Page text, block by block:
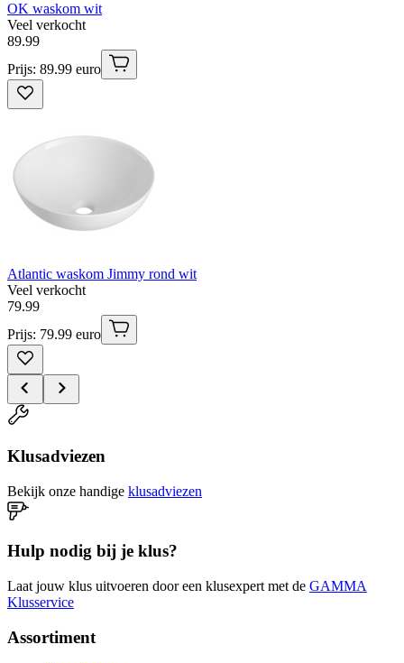
OK waskom wit
Veel verkocht
89.99
Prijs: 89.99 euro
Atlantic waskom Jimmy rond wit
Veel verkocht
79.99
Prijs: 79.99 euro
Klusadviezen
Bekijk onze handige klusadviezen
Hulp nodig bij je klus?
Laat jouw klus uitvoeren door een klusexpert met de GAMMA
Klusservice
Assortiment